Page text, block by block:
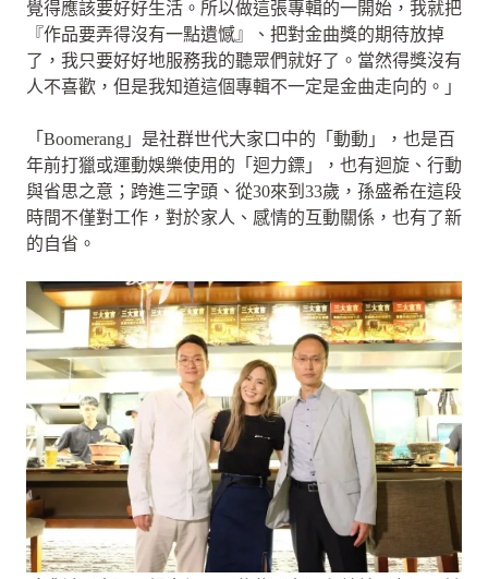
覺得應該要好好生活。所以做這張專輯的一開始，我就把
『作品要弄得沒有一點遺憾』、把對金曲獎的期待放掉
了，我只要好好地服務我的聽眾們就好了。當然得獎沒有
人不喜歡，但是我知道這個專輯不一定是金曲走向的。」
「Boomerang」是社群世代大家口中的「動動」，也是百
年前打獵或運動娛樂使用的「迴力鏢」，也有迴旋、行動
與省思之意；跨進三字頭、從30來到33歲，孫盛希在這段
時間不僅對工作，對於家人、感情的互動關係，也有了新
的自省。